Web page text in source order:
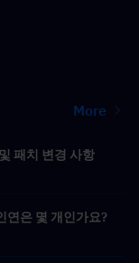
More
패치 변경 사항
연은 몇 개인가요?